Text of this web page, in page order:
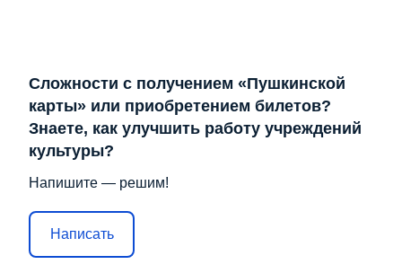
Сложности с получением «Пушкинской
карты» или приобретением билетов?
Знаете, как улучшить работу учреждений
культуры?
Напишите — решим!
Написать